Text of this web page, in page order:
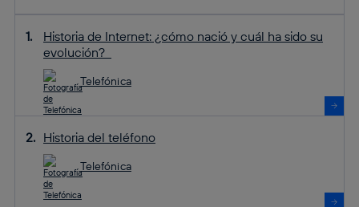
Historia de Internet: ¿cómo nació y cuál ha sido su
evolución?
Telefónica
Historia del teléfono
Telefónica